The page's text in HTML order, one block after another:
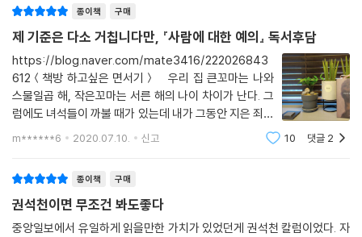
린 자의 책임’ 논리는 이 땅의 모든 사건, 모든 피해자에게 적용된다. 어떤
사람이 고통을 받고, 어떤 사람에게 책임이 있는지 우리는 정확하게 묻지
않고 쉬이 넘기는 것이다. 권석천은 이런 잘못된 상식을 다잡아야 한다고
말한다.
““왜 가습기 살균제를 사용했느냐?” “왜 세월호에 올랐느냐?” “그 위험
한 장소에 왜 갔느냐?” 이 물음들은 그럴듯해 보이지만 전혀 사실이 아니
다. 새빨간 거짓말이다. 가해자의 책임을 피해자의 책임으로 떠넘기려는
제물로 삼은 자의 잘못이고, 독성물질이 들어간 살균제를 제조·판매한 자
의 잘못이고, 바다에 떠서는 안 될 배를 띄운 자, 구조하지 않은 자의 잘못
이고, 사람에게 흉기를 휘두른 자의 잘못이다. 피해자는 죄가 없다.”
종이책 구매
제 기준은 다소 거칩니다만, 『사람에 대한 예의』 독서후담
https://blog.naver.com/mate3416/222026843
612＜책방 하고싶은 면서기＞ 우리 집 큰꼬마는 나와
스물일곱 해, 작은꼬마는 서른 해의 나이 차이가 난다. 그
럼에도 녀석들이 까불 때가 있는데 내가 그동안 지은 죄가
많아 ‘이 짜식이’ 선에서 귀엽게 봐준다. ‘이 짜식이’로 종
료되지 않으면 어른으로서, 부모로서 근엄하게 상황을 마
m******6 2020.07.10. 신고 10 댓글 2
종이책 구매
권석천이면 무조건 봐도좋다
중앙일보에서 유일하게 읽을만한 가치가 있었던게 권석천 칼럼이었다. 자